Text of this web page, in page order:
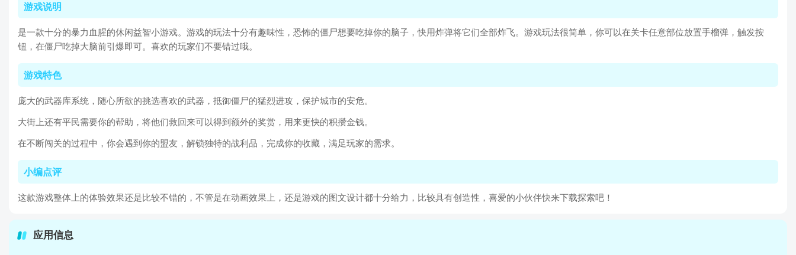
游戏说明
是一款十分的暴力血腥的休闲益智小游戏。游戏的玩法十分有趣味性，恐怖的僵尸想要吃掉你的脑子，快用炸弹将它们全部炸飞。游戏玩法很简单，你可以在关卡任意部位放置手榴弹，触发按
钮，在僵尸吃掉大脑前引爆即可。喜欢的玩家们不要错过哦。
游戏特色
庞大的武器库系统，随心所欲的挑选喜欢的武器，抵御僵尸的猛烈进攻，保护城市的安危。
大街上还有平民需要你的帮助，将他们救回来可以得到额外的奖赏，用来更快的积攒金钱。
在不断闯关的过程中，你会遇到你的盟友，解锁独特的战利品，完成你的收藏，满足玩家的需求。
小编点评
这款游戏整体上的体验效果还是比较不错的，不管是在动画效果上，还是游戏的图文设计都十分给力，比较具有创造性，喜爱的小伙伴快来下载探索吧！
应用信息